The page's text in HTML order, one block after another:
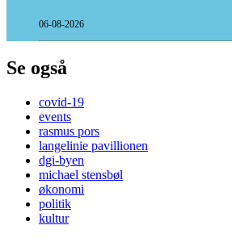
06-08-2026
Se også
covid-19
events
rasmus pors
langelinie pavillionen
dgi-byen
michael stensbøl
økonomi
politik
kultur